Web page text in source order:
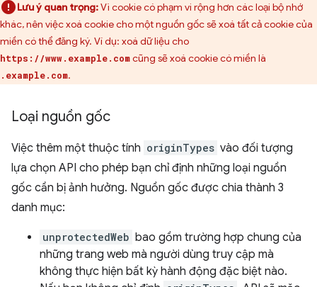
Lưu ý quan trọng:Vì cookie có phạm vi rộng hơn các loại bộ nhớ
khác, nên việc xoá cookie cho một nguồn gốc sẽ xoá tất cả cookie của
miền có thể đăng ký. Ví dụ: xoá dữ liệu cho
https://www.example.comcũng sẽ xoá cookie có miền là
.example.com.
Loại nguồn gốc
Việc thêm một thuộc tính originTypes vào đối tượng
lựa chọn API cho phép bạn chỉ định những loại nguồn
gốc cần bị ảnh hưởng. Nguồn gốc được chia thành 3
danh mục:
unprotectedWeb bao gồm trường hợp chung của
những trang web mà người dùng truy cập mà
không thực hiện bất kỳ hành động đặc biệt nào.